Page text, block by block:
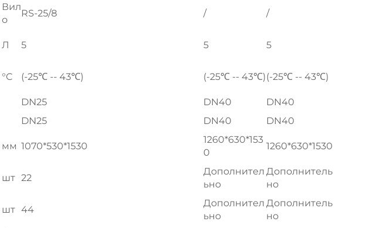
Вил
о
RS-25/8 / /
Л 5 5 5
°C (-25℃ -- 43℃) (-25℃ -- 43℃)(-25℃ -- 43℃)
DN25 DN40
DN40
DN25 DN40 DN40
мм 1070*530*1530
1260*630*153
0
1260*630*1530
шт 22
Дополнител
ьно
Дополнитель
но
шт 44
Дополнител
ьно
Дополнитель
но